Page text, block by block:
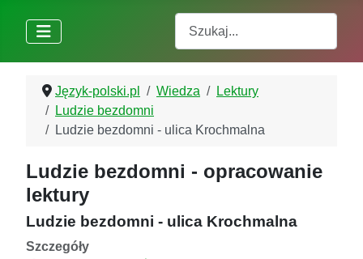
Język-polski.pl Wiedza
Lektury
Ludzie bezdomni
Ludzie bezdomni - ulica Krochmalna
Ludzie bezdomni - opracowanie
lektury
Ludzie bezdomni - ulica Krochmalna
Szczegóły